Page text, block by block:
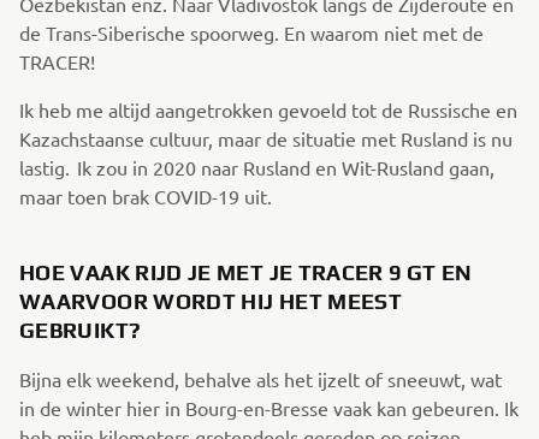
de Trans-Siberische spoorweg. En waarom niet met de
TRACER!
Ik heb me altijd aangetrokken gevoeld tot de Russische en
Kazachstaanse cultuur, maar de situatie met Rusland is nu
lastig. Ik zou in 2020 naar Rusland en Wit-Rusland gaan,
maar toen brak COVID-19 uit.
HOE VAAK RIJD JE MET JE TRACER 9 GT EN
WAARVOOR WORDT HIJ HET MEEST
GEBRUIKT?
Bijna elk weekend, behalve als het ijzelt of sneeuwt, wat
in de winter hier in Bourg-en-Bresse vaak kan gebeuren. Ik